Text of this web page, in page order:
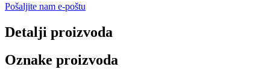
Pošaljite nam e-poštu
Detalji proizvoda
Oznake proizvoda